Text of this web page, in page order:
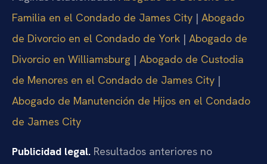
Familia en el Condado de James City | Abogado
de Divorcio en el Condado de York | Abogado de
Divorcio en Williamsburg | Abogado de Custodia
de Menores en el Condado de James City |
Abogado de Manutención de Hijos en el Condado
de James City
Publicidad legal. Resultados anteriores no